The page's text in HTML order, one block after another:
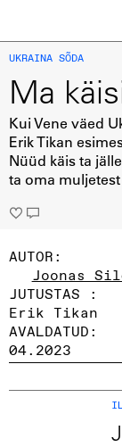
UKRAINA SÕDA
Ma
Kui Vene väed
Erik Tikan
Nüüd käis ta
ta oma
AUTOR:
Joonas
JUTUSTAS :
Erik Tikan
AVALDATUD:
04.2023